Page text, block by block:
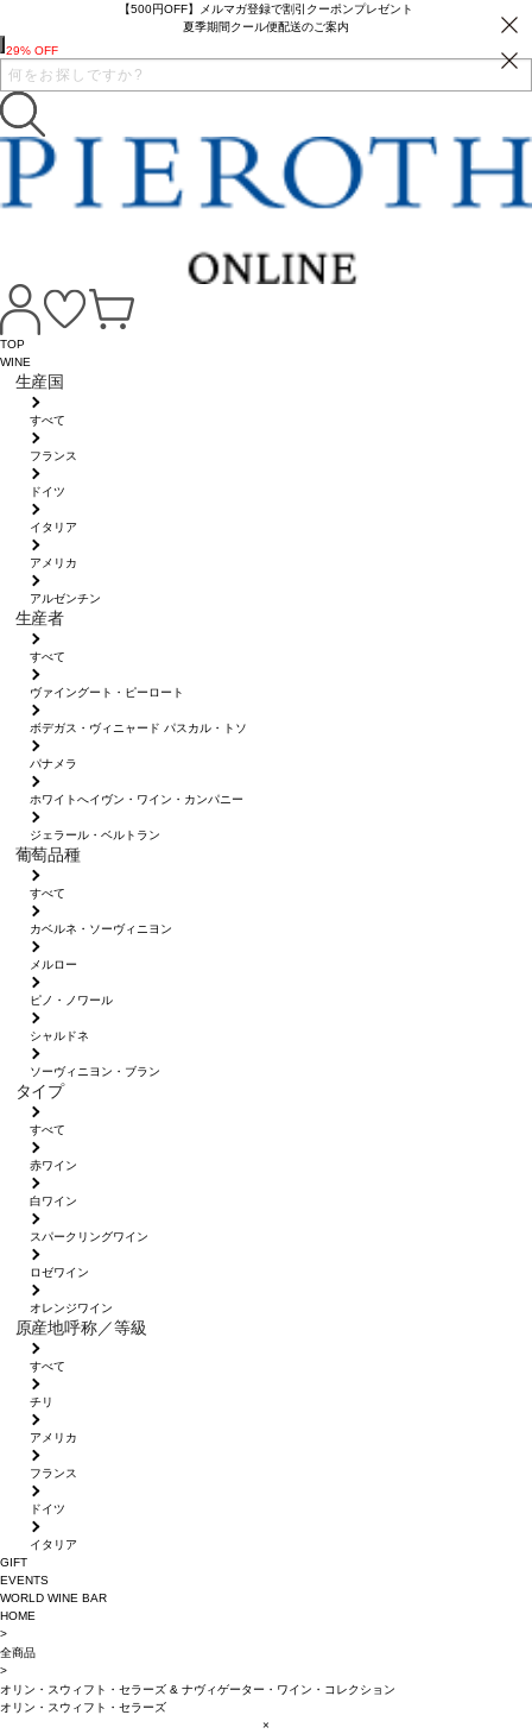
【500円OFF】メルマガ登録で割引クーポンプレゼント
夏季期間クール便配送のご案内
TOP
WINE
生産国
すべて
フランス
ドイツ
イタリア
アメリカ
アルゼンチン
生産者
すべて
ヴァイングート・ピーロート
ボデガス・ヴィニャード パスカル・トソ
パナメラ
ホワイトへイヴン・ワイン・カンパニー
ジェラール・ベルトラン
葡萄品種
すべて
カベルネ・ソーヴィニヨン
メルロー
ピノ・ノワール
シャルドネ
ソーヴィニヨン・ブラン
タイプ
すべて
赤ワイン
白ワイン
スパークリングワイン
ロゼワイン
オレンジワイン
原産地呼称／等級
すべて
チリ
アメリカ
フランス
ドイツ
イタリア
GIFT
EVENTS
WORLD WINE BAR
HOME
>
全商品
>
オリン・スウィフト・セラーズ& ナヴィゲーター・ワイン・コレクション
オリン・スウィフト・セラーズ
×
29% OFF